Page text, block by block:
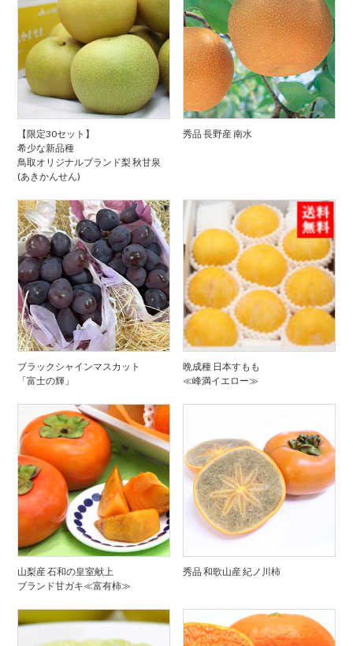
【限定30セット】
希少な新品種
鳥取オリジナルブランド梨 秋甘泉
(あきかんせん)
秀品 長野産 南水
ブラックシャインマスカット
「富士の輝」
晩成種 日本すもも
≪峰満イエロー≫
山梨産 石和の皇室献上
ブランド甘ガキ≪富有柿≫
秀品 和歌山産 紀ノ川柿